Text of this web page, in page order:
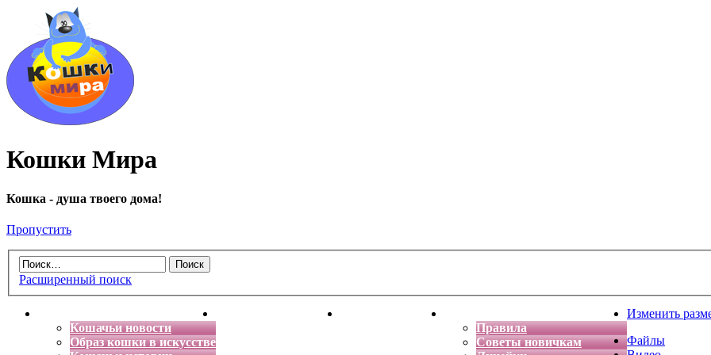
Кошки Мира
Кошка - душа твоего дома!
Пропустить
Расширенный поиск
Кошачьи новости
Образ кошки в искусстве
Энциклопедия кошек Детская фантазия
Правила
Советы новичкам
Изменить
Файлы